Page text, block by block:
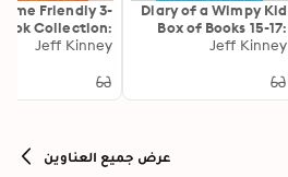
Diary of a Wimpy Kid
Box of Books 15-17:
Deep End, Big Shot,
Jeff Kinney
Friendly 3-
Collection:
of an Awesome
Awesome
Friendly Spooky
Stories
Jeff Kinney
عرض جميع العناوين